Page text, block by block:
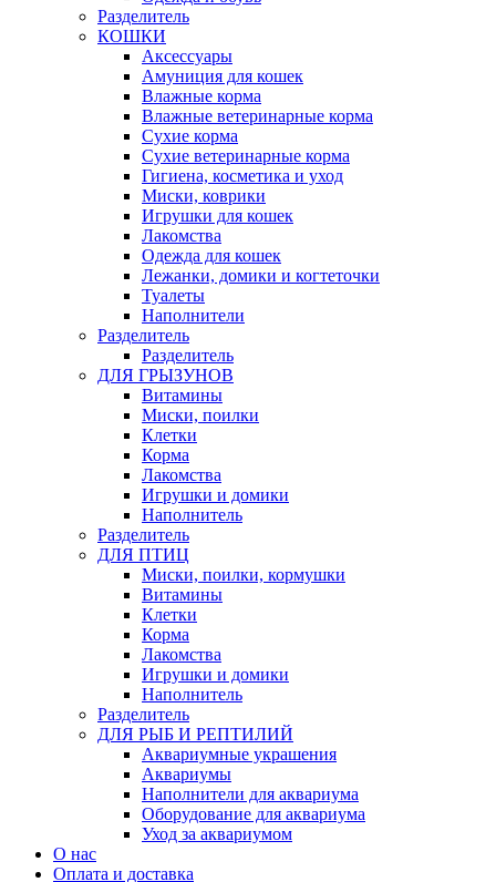
Разделитель
КОШКИ
Аксессуары
Амуниция для кошек
Влажные корма
Влажные ветеринарные корма
Сухие корма
Сухие ветеринарные корма
Гигиена, косметика и уход
Миски, коврики
Игрушки для кошек
Лакомства
Одежда для кошек
Лежанки, домики и когтеточки
Туалеты
Наполнители
Pазделитель
Разделитель
ДЛЯ ГРЫЗУНОВ
Витамины
Миски, поилки
Клетки
Корма
Лакомства
Игрушки и домики
Наполнитель
Разделитель
ДЛЯ ПТИЦ
Миски, поилки, кормушки
Витамины
Клетки
Корма
Лакомства
Игрушки и домики
Наполнитель
Разделитель
ДЛЯ РЫБ И РЕПТИЛИЙ
Аквариумные украшения
Аквариумы
Наполнители для аквариума
Оборудование для аквариума
Уход за аквариумом
О нас
Оплата и доставка